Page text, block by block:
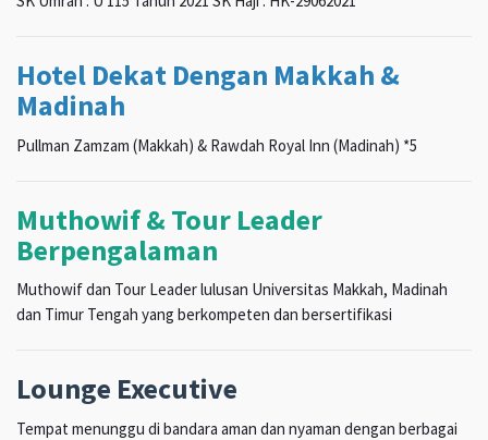
Hotel Dekat Dengan Makkah &
Madinah
Pullman Zamzam (Makkah) & Rawdah Royal Inn (Madinah) *5
Muthowif & Tour Leader
Berpengalaman
Muthowif dan Tour Leader lulusan Universitas Makkah, Madinah
dan Timur Tengah yang berkompeten dan bersertifikasi
Lounge Executive
Tempat menunggu di bandara aman dan nyaman dengan berbagai